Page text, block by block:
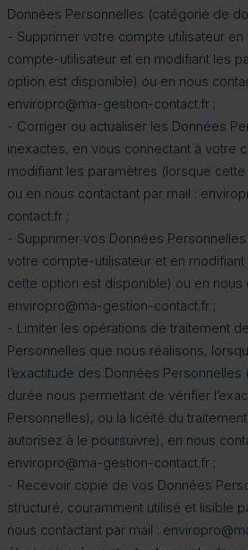
Données Personnelles (catégorie de
- Supprimer votre compte utilisateur
compte-utilisateur et en modifiant les
option est disponible) ou en nous
enviropro@ma-gestion-contact.fr ;
- Corriger ou actualiser les Données
inexactes, en vous connectant à votre
modifiant les paramètres (lorsque
ou en nous contactant par mail :
contact.fr ;
- Supprimer vos Données
votre compte-utilisateur et en
cette option est disponible) ou en nous
enviropro@ma-gestion-contact.fr ;
- Limiter les opérations de traitement
Personnelles que nous réalisons,
l’exactitude des Données Personnelles
durée nous permettant de vérifier
Personnelles), ou la licéité du
autorisez à le poursuivre), en nous
enviropro@ma-gestion-contact.fr ;
- Recevoir copie de vos Données
structuré, couramment utilisé et lisible
nous contactant par mail :